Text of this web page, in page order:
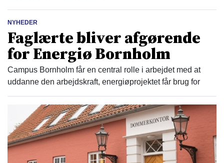
NYHEDER
Faglærte bliver afgørende
for Energiø Bornholm
Campus Bornholm får en central rolle i arbejdet med at
uddanne den arbejdskraft, energiøprojektet får brug for